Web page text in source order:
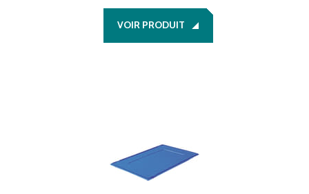
VOIR PRODUIT